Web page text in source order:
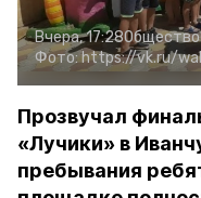
Вчера, 17:28Общество
Фото:https://vk.ru/
Прозвучал
«Лучики» в
пребывания